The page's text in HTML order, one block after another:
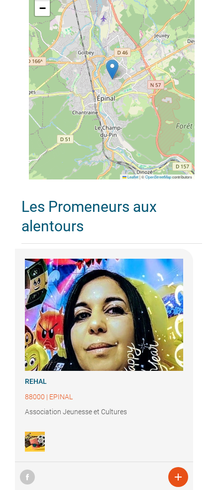
−
Leaflet |©OpenStreetMapcontributors
Les Promeneurs aux
alentours
REHAL
88000 | EPINAL
Association Jeunesse et Cultures
